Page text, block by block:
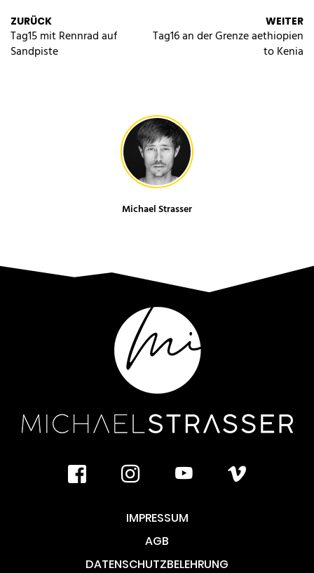
ZURÜCK
Tag15 mit Rennrad auf
Sandpiste
WEITER
Tag16 an der Grenze aethiopien
to Kenia
Michael Strasser
facebookinstagramyoutubevimeo
IMPRESSUM
AGB
DATENSCHUTZBELEHRUNG